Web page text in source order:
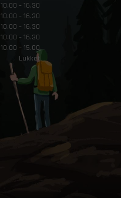
10.00 – 16.30
10.00 – 16.30
10.00 – 16.30
10.00 – 16.30
10.00 – 15.00
Lukket